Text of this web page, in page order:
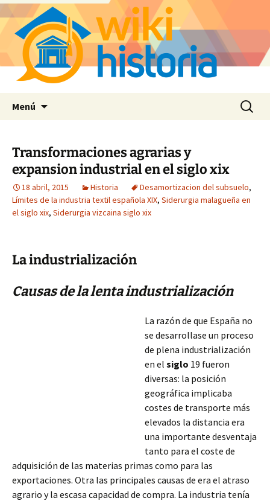
Menú Buscar:
Transformaciones agrarias y
expansion industrial en el siglo xix
18 abril, 2015 Historia Desamortizacion del subsuelo,
Límites de la industria textil española XIX, Siderurgia malagueña en
el siglo xix, Siderurgia vizcaina siglo xix
La industrialización
Causas de la lenta industrialización
La razón de que España no
se desarrollase un proceso
de plena industrialización
en el siglo 19 fueron
diversas: la posición
geográfica implicaba
costes de transporte más
elevados la distancia era
una importante desventaja
tanto para el coste de
adquisición de las materias primas como para las
exportaciones. Otra las principales causas de era el atraso
agrario y la escasa capacidad de compra. La industria tenía